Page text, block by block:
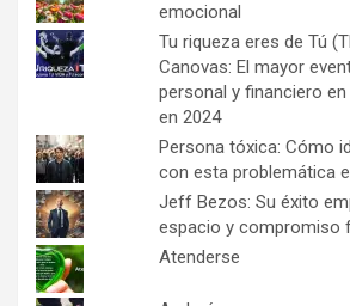
emocional
Tu riqueza eres de Tú
Canovas: El mayor
personal y financiero
en 2024
Persona tóxica: Cómo
con esta problemática
Jeff Bezos: Su éxito
espacio y compromiso
Atenderse